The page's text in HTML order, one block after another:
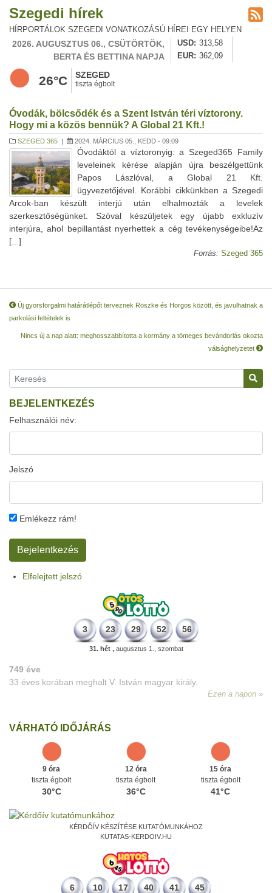
Szegedi hírek
HÍRPORTÁLOK SZEGEDI VONATKOZÁSÚ HÍREI EGY HELYEN
2026. AUGUSZTUS 06., CSÜTÖRTÖK,
BERTA ÉS BETTINA NAPJA
USD
313,58
EUR
362,09
26°C SZEGED
tiszta égbolt
Óvodák, bölcsődék és a Szent István téri víztorony.
Hogy mi a közös bennük? A Global 21 Kft.!
SZEGED 365 | 2024. MÁRCIUS 05., KEDD - 09:09
Óvodáktól a víztoronyig: a Szeged365 Family
leveleinek kérése alapján újra beszélgettünk
Papos Lászlóval, a Global 21 Kft.
ügyvezetőjével. Korábbi cikkünkben a Szegedi
Arcok-ban készült interjú után elhalmozták a levelek
szerkesztőségünket. Szóval készüljetek egy újabb exkluzív
interjúra, ahol bepillantást nyerhettek a cég tevékenységeibe!Az
[...]
Forrás: Szeged 365
Új gyorsforgalmi határátlépőt terveznek Röszke és Horgos között, és javulhatnak a
parkolási feltételek is
Nincs új a nap alatt: meghosszabbította a kormány a tömeges bevándorlás okozta
válsághelyzetet
BEJELENTKEZÉS
Felhasználói név:
Jelszó
Emlékezz rám!
Elfelejtett jelszó
3 23 29 52 56
31. hét ,augusztus 1., szombat
749 éve
33 éves korában meghalt V. István magyar király.
Ezen a napon
VÁRHATÓ IDŐJÁRÁS
9 óra
tiszta égbolt
30°C
12 óra
tiszta égbolt
36°C
15 óra
tiszta égbolt
41°C
KÉRDŐÍV KÉSZÍTÉSE KUTATÓMUNKÁHOZ
KUTATAS-KERDOIV.HU
6 10 17 40 41 45